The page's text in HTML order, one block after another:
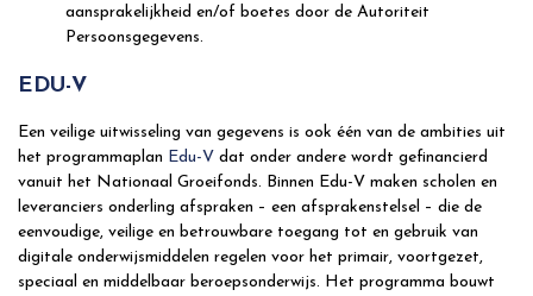
aansprakelijkheid en/of boetes door de Autoriteit
Persoonsgegevens.
EDU-V
Een veilige uitwisseling van gegevens is ook één van de ambities uit
het programmaplan Edu-V dat onder andere wordt gefinancierd
vanuit het Nationaal Groeifonds. Binnen Edu-V maken scholen en
leveranciers onderling afspraken – een afsprakenstelsel – die de
eenvoudige, veilige en betrouwbare toegang tot en gebruik van
digitale onderwijsmiddelen regelen voor het primair, voortgezet,
speciaal en middelbaar beroepsonderwijs. Het programma bouwt